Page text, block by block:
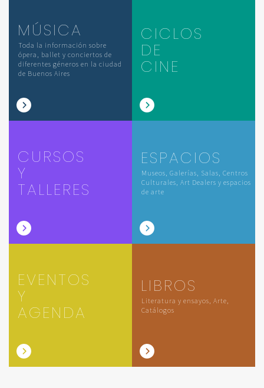
MÚSICA
Toda la información sobre
ópera, ballet y conciertos de
diferentes géneros en la ciudad
de Buenos Aires
CICLOS
DE
CINE
CURSOS
Y
TALLERES
ESPACIOS
Museos, Galerías, Salas, Centros
Culturales, Art Dealers y espacios
de arte
EVENTOS
Y
AGENDA
LIBROS
Literatura y ensayos, Arte,
Catálogos